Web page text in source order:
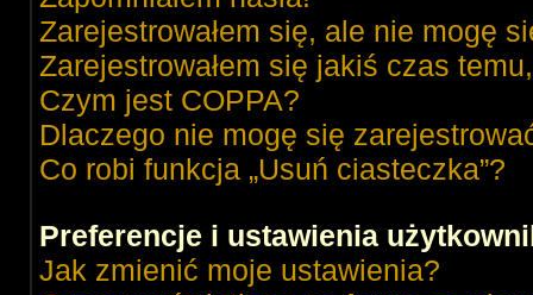
Zarejestrowałem się, ale nie mogę
Zarejestrowałem się jakiś czas
Czym jest COPPA?
Dlaczego nie mogę się
Co robi funkcja „Usuń ciasteczka”?
Preferencje i ustawienia
Jak zmienić moje ustawienia?